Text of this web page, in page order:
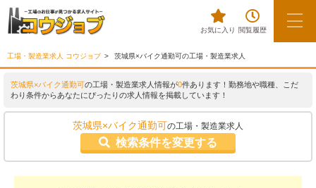
お気に入り 閲覧履歴
工場・製造業求人 コウジョブ 茨城県×バイク通勤可の工場・製造業求人
茨城県×バイク通勤可の工場・製造業求人情報が0件あります！勤務地や職種、こだ
わり条件からあなたにぴったりの求人情報を掲載しています！
茨城県×バイク通勤可の工場・製造業求人
検索条件を変更する